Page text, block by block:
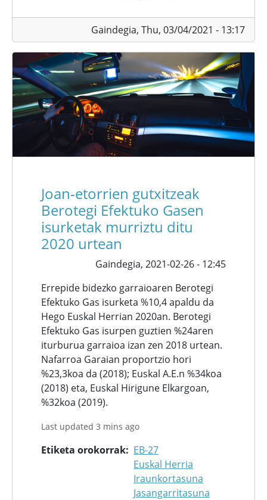
Gaindegia, Thu, 03/04/2021 - 13:17
Joan-etorrien gutxitzeak
Berotegi Efektuko Gasen
isurketak murriztu ditu
2020 urtean
Gaindegia, 2021-02-26 - 12:45
Errepide bidezko garraioaren Berotegi
Efektuko Gas isurketa %10,4 apaldu da
Hego Euskal Herrian 2020an. Berotegi
Efektuko Gas isurpen guztien %24aren
iturburua garraioa izan zen 2018 urtean.
Nafarroa Garaian proportzio hori
%23,3koa da (2018); Euskal A.E.n %34koa
(2018) eta, Euskal Hirigune Elkargoan,
%32koa (2019).
Last updated 3 mins ago
Etiketa orokorrak
EB-27
Euskal Herria
Iraunkortasuna
Jasangarritasuna